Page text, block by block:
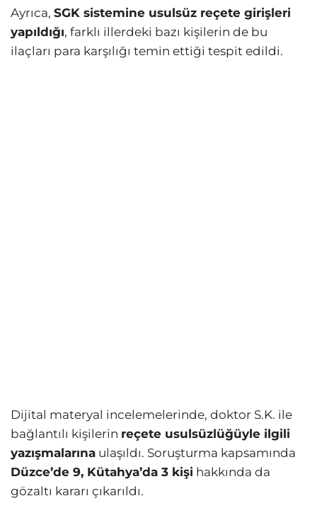
Ayrıca, SGK sistemine usulsüz reçete girişleri
yapıldığı, farklı illerdeki bazı kişilerin de bu
ilaçları para karşılığı temin ettiği tespit edildi.
Dijital materyal incelemelerinde, doktor S.K. ile
bağlantılı kişilerin reçete usulsüzlüğüyle ilgili
yazışmalarına ulaşıldı. Soruşturma kapsamında
Düzce’de 9, Kütahya’da 3 kişi hakkında da
gözaltı kararı çıkarıldı.